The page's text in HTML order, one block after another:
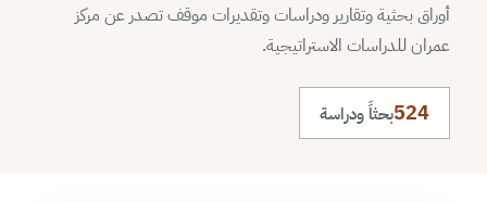
أوراق بحثية وتقارير ودراسات وتقديرات موقف تصدر عن مركز
عمران للدراسات الاستراتيجية.
524بحثاً ودراسة